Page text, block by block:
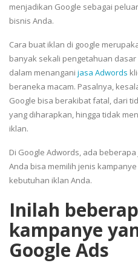
menjadikan Google sebagai
bisnis Anda.
Cara buat iklan di google
banyak sekali pengetahuan
dalam menangani jasa Adwords
beraneka macam. Pasalnya,
Google bisa berakibat fatal, dari
yang diharapkan, hingga tidak
iklan.
Di Google Adwords, ada
Anda bisa memilih jenis
kebutuhan iklan Anda.
Inilah
kampanye
Google Ads